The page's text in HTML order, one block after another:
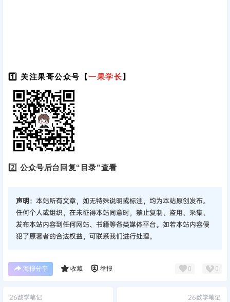
1️⃣ 关注果哥公众号【一果学长】
2️⃣公众号后台回复“目录”查看
声明： 本站所有文章，如无特殊说明或标注，均为本站原创发布。
任何个人或组织，在未征得本站同意时，禁止复制、盗用、采集、
发布本站内容到任何网站、书籍等各类媒体平台。如若本站内容侵
犯了原著者的合法权益，可联系我们进行处理。
海报分享 收藏 举报 0 0
26数学笔记 26数学笔记